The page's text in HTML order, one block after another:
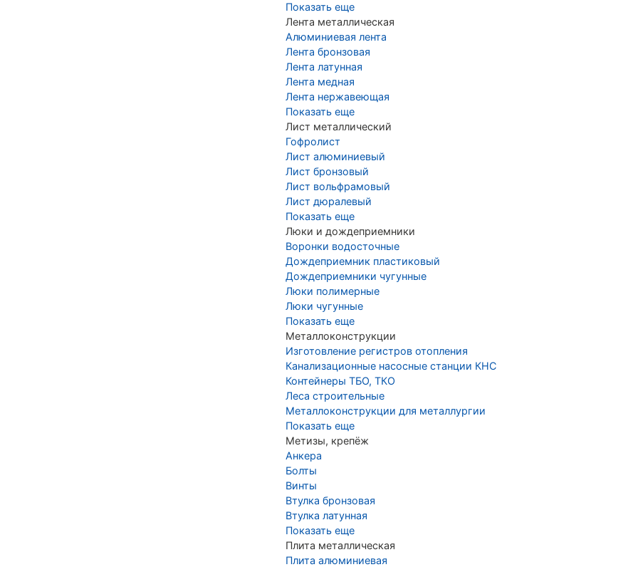
Показать еще
Лента металлическая
Алюминиевая лента
Лента бронзовая
Лента латунная
Лента медная
Лента нержавеющая
Показать еще
Лист металлический
Гофролист
Лист алюминиевый
Лист бронзовый
Лист вольфрамовый
Лист дюралевый
Показать еще
Люки и дождеприемники
Воронки водосточные
Дождеприемник пластиковый
Дождеприемники чугунные
Люки полимерные
Люки чугунные
Показать еще
Металлоконструкции
Изготовление регистров отопления
Канализационные насосные станции КНС
Контейнеры ТБО, ТКО
Леса строительные
Металлоконструкции для металлургии
Показать еще
Метизы, крепёж
Анкера
Болты
Винты
Втулка бронзовая
Втулка латунная
Показать еще
Плита металлическая
Плита алюминиевая